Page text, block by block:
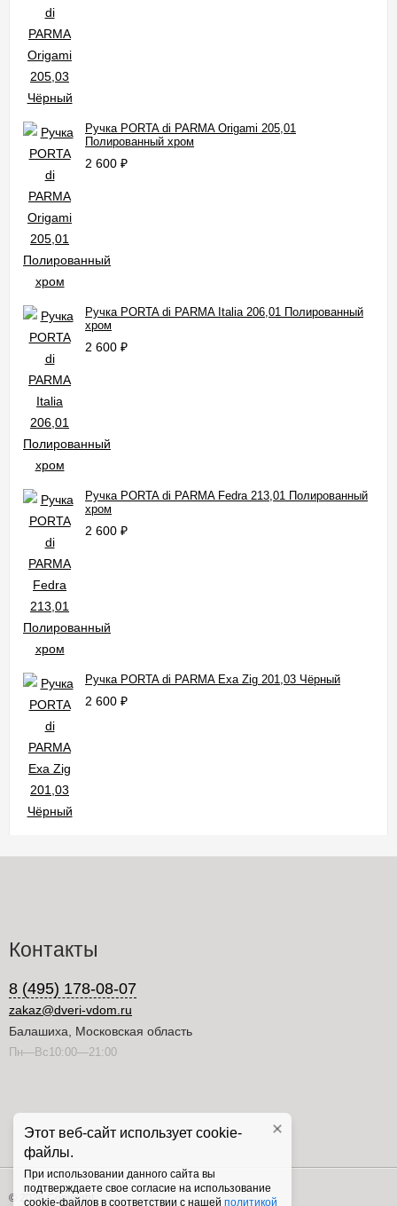
Ручка PORTA di PARMA Origami 205,01
Полированный хром
2 600 ₽
Ручка PORTA di PARMA Italia 206,01 Полированный
хром
2 600 ₽
Ручка PORTA di PARMA Fedra 213,01 Полированный
хром
2 600 ₽
Ручка PORTA di PARMA Exa Zig 201,03 Чёрный
2 600 ₽
Контакты
8 (495) 178-08-07
zakaz@dveri-vdom.ru
Балашиха, Московская область
Пн—Вс10:00—21:00
Этот веб-сайт использует cookie-
файлы.
При использовании данного сайта вы
подтверждаете свое согласие на использование
cookie-файлов в соответствии с нашей политикой
© 2026 Copyright